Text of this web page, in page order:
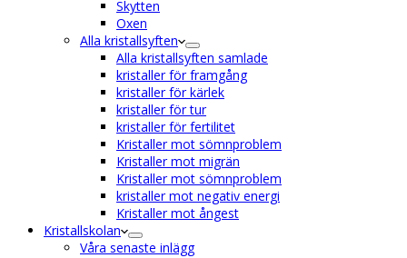
Skytten
Oxen
Alla kristallsyften
Alla kristallsyften samlade
kristaller för framgång
kristaller för kärlek
kristaller för tur
kristaller för fertilitet
Kristaller mot sömnproblem
Kristaller mot migrän
Kristaller mot sömnproblem
kristaller mot negativ energi
Kristaller mot ångest
Kristallskolan
Våra senaste inlägg